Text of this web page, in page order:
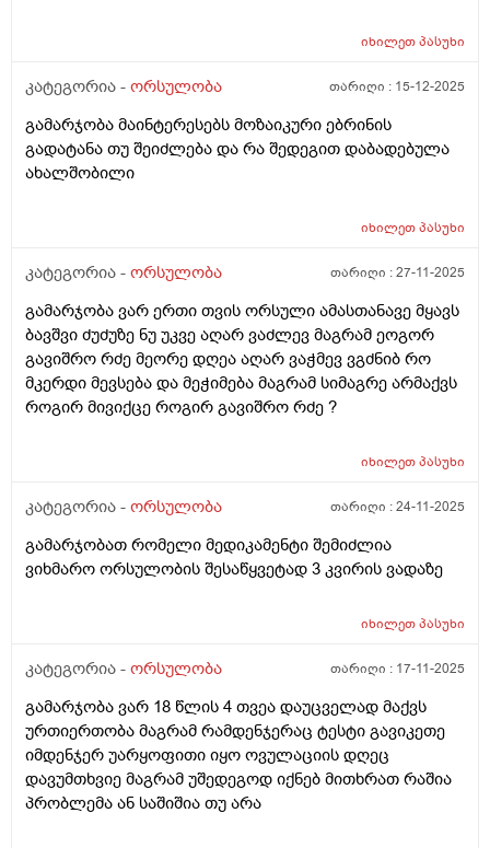
იხილეთპასუხი
კატეგორია - ორსულობა თარიღი : 15-12-2025
გამარჯობა მაინტერესებს მოზაიკური ებრინის
გადატანა თუ შეიძლება და რა შედეგით დაბადებულა
ახალშობილი
იხილეთპასუხი
კატეგორია - ორსულობა თარიღი :27-11-2025
გამარჯობა ვარ ერთი თვის ორსული ამასთანავე მყავს
ბავშვი ძუძუზე ნუ უკვე აღარ ვაძლევ მაგრამ ეოგორ
გავიშრო რძე მეორე დღეა აღარ ვაჭმევ ვგძნიბ რო
მკერდი მევსება და მეჭიმება მაგრამ სიმაგრე არმაქვს
როგირ მივიქცე როგირ გავიშრო რძე ?
იხილეთპასუხი
კატეგორია - ორსულობა თარიღი :24-11-2025
გამარჯობათ რომელი მედიკამენტი შემიძლია
ვიხმარო ორსულობის შესაწყვეტად 3 კვირის ვადაზე
იხილეთპასუხი
კატეგორია - ორსულობა თარიღი : 17-11-2025
გამარჯობა ვარ 18 წლის 4 თვეა დაუცველად მაქვს
ურთიერთობა მაგრამ რამდენჯერაც ტესტი გავიკეთე
იმდენჯერ უარყოფითი იყო ოვულაციის დღეც
დავუმთხვიე მაგრამ უშედეგოდ იქნებ მითხრათ რაშია
პრობლემა ან საშიშია თუ არა